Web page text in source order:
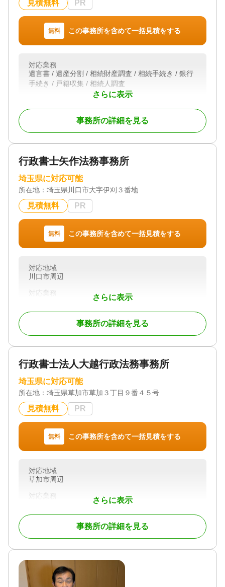
見積無料 PR
無料 この事務所を含めて一括見積をする
さらに表示
対応業務
遺言書 / 遺産分割 / 相続財産調査 / 相続手続き / 銀行
手続き / 戸籍収集 / 相続人調査
初回相談無料
事務所の詳細を見る
行政書士矢作法務事務所
埼玉県に対応可能
所在地： 埼玉県川口市大字伊刈３番地
見積無料 PR
無料 この事務所を含めて一括見積をする
さらに表示
対応地域
川口市周辺
対応業務
遺言書 / 遺産分割 / 相続財産調査 / 相続手続き / 銀行
手続き / 戸籍収集 / 相続人調査
初回相談無料
事務所の詳細を見る
行政書士法人大越行政法務事務所
埼玉県に対応可能
所在地： 埼玉県草加市草加３丁目９番４５号
見積無料 PR
無料 この事務所を含めて一括見積をする
さらに表示
対応地域
草加市周辺
対応業務
遺言書 / 遺産分割 / 相続財産調査 / 相続手続き / 銀行
手続き / 戸籍収集 / 相続人調査
初回相談無料
事務所の詳細を見る